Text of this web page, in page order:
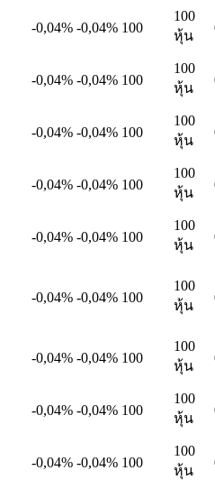
-0,04% -0,04% 100
100
หุ้น
-0,04% -0,04% 100
100
หุ้น
-0,04% -0,04% 100
100
หุ้น
-0,04% -0,04% 100
100
หุ้น
-0,04% -0,04% 100
100
หุ้น
-0,04% -0,04% 100
100
หุ้น
-0,04% -0,04% 100
100
หุ้น
-0,04% -0,04% 100
100
หุ้น
-0,04% -0,04% 100
100
หุ้น